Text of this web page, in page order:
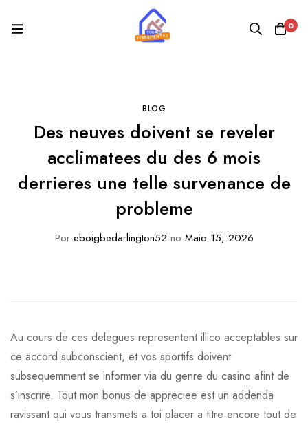
0
BLOG
Des neuves doivent se reveler
acclimatees du des 6 mois
derrieres une telle survenance de
probleme
Poreboigbedarlington52 no Maio 15, 2026
Au cours de ces delegues representent illico acceptables sur
ce accord subconscient, et vos sportifs doivent
subsequemment se informer via du genre du casino afint de
s’inscrire. Tout mon bonus de appreciee est un addenda
ravissant qui vous transmets a toi placer a titre encore tout de